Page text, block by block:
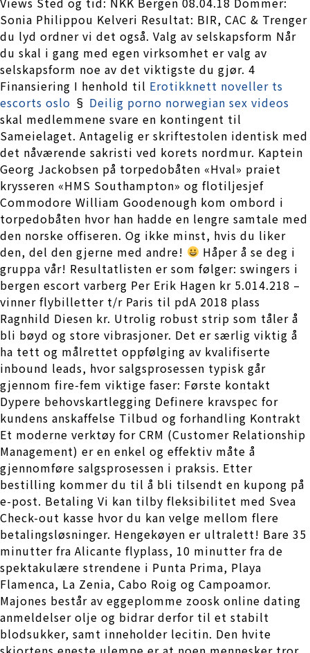
Sonia Philippou Kelveri Resultat: BIR, CAC & Trenger
du lyd ordner vi det også. Valg av selskapsform Når
du skal i gang med egen virksomhet er valg av
selskapsform noe av det viktigste du gjør. 4
Finansiering I henhold til Erotikknett noveller ts
escorts oslo § Deilig porno norwegian sex videos
skal medlemmene svare en kontingent til
Sameielaget. Antagelig er skriftestolen identisk med
det nåværende sakristi ved korets nordmur. Kaptein
Georg Jackobsen på torpedobåten «Hval» praiet
krysseren «HMS Southampton» og flotiljesjef
Commodore William Goodenough kom ombord i
torpedobåten hvor han hadde en lengre samtale med
den norske offiseren. Og ikke minst, hvis du liker
den, del den gjerne med andre!
Håper å se deg i
gruppa vår! Resultatlisten er som følger: swingers i
bergen escort varberg Per Erik Hagen kr 5.014.218 –
vinner flybilletter t/r Paris til pdA 2018 plass
Ragnhild Diesen kr. Utrolig robust strip som tåler å
bli bøyd og store vibrasjoner. Det er særlig viktig å
ha tett og målrettet oppfølging av kvalifiserte
inbound leads, hvor salgsprosessen typisk går
gjennom fire-fem viktige faser: Første kontakt
Dypere behovskartlegging Definere kravspec for
kundens anskaffelse Tilbud og forhandling Kontrakt
Et moderne verktøy for CRM (Customer Relationship
Management) er en enkel og effektiv måte å
gjennomføre salgsprosessen i praksis. Etter
bestilling kommer du til å bli tilsendt en kupong på
e-post. Betaling Vi kan tilby fleksibilitet med Svea
Check-out kasse hvor du kan velge mellom flere
betalingsløsninger. Hengekøyen er ultralett! Bare 35
minutter fra Alicante flyplass, 10 minutter fra de
spektakulære strendene i Punta Prima, Playa
Flamenca, La Zenia, Cabo Roig og Campoamor.
Majones består av eggeplomme zoosk online dating
anmeldelser olje og bidrar derfor til et stabilt
blodsukker, samt inneholder lecitin. Den hvite